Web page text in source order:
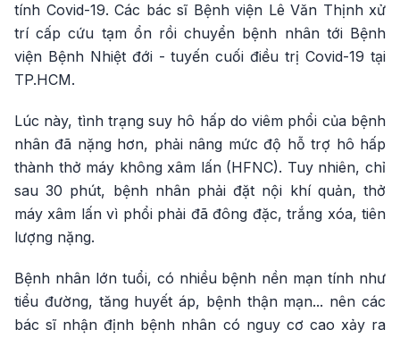
tính Covid-19. Các bác sĩ Bệnh viện Lê Văn Thịnh xử
trí cấp cứu tạm ổn rồi chuyển bệnh nhân tới Bệnh
viện Bệnh Nhiệt đới - tuyến cuối điều trị Covid-19 tại
TP.HCM.
Lúc này, tình trạng suy hô hấp do viêm phổi của bệnh
nhân đã nặng hơn, phải nâng mức độ hỗ trợ hô hấp
thành thở máy không xâm lấn (HFNC). Tuy nhiên, chỉ
sau 30 phút, bệnh nhân phải đặt nội khí quản, thở
máy xâm lấn vì phổi phải đã đông đặc, trắng xóa, tiên
lượng nặng.
Bệnh nhân lớn tuổi, có nhiều bệnh nền mạn tính như
tiểu đường, tăng huyết áp, bệnh thận mạn... nên các
bác sĩ nhận định bệnh nhân có nguy cơ cao xảy ra